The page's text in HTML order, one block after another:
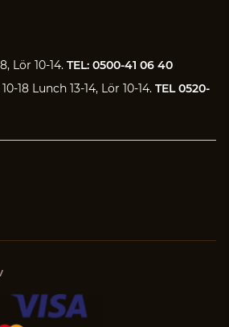
Lör 10-14. TEL: 0500-41 06 40
18 Lunch 13-14, Lör 10-14. TEL 0520-